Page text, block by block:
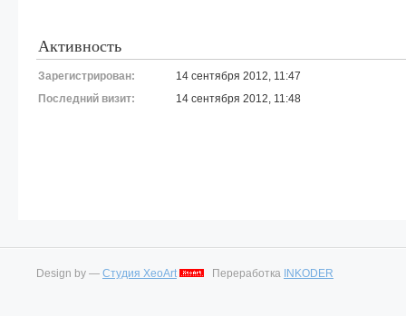
Активность
Зарегистрирован:
14 сентября 2012, 11:47
Последний визит:
14 сентября 2012, 11:48
Design by — Студия XeoArt Переработка INKODER